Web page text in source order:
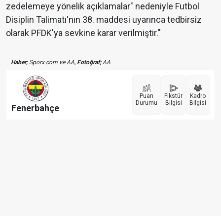
zedelemeye yönelik açıklamalar" nedeniyle Futbol
Disiplin Talimatı'nın 38. maddesi uyarınca tedbirsiz
olarak PFDK'ya sevkine karar verilmiştir."
Haber;Sporx.com ve AA, Fotoğraf;AA
Fenerbahçe
Puan
Durumu
Fikstür
Bilgisi
Kadro
Bilgisi